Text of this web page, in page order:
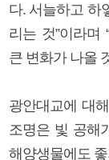
다. 서늘하고 하
리는 것”이라며
큰 변화가 나올
광안대교에 대
조명은 빛 공해
해양생물에도